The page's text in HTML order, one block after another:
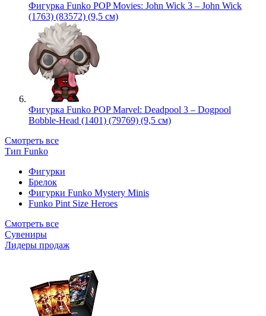
Фигурка Funko POP Movies: John Wick 3 – John Wick
(1763) (83572) (9,5 см)
Фигурка Funko POP Marvel: Deadpool 3 – Dogpool
Bobble-Head (1401) (79769) (9,5 см)
Смотреть все
Тип Funko
Фигурки
Брелок
Фигурки Funko Mystery Minis
Funko Pint Size Heroes
Смотреть все
Сувениры
Лидеры продаж